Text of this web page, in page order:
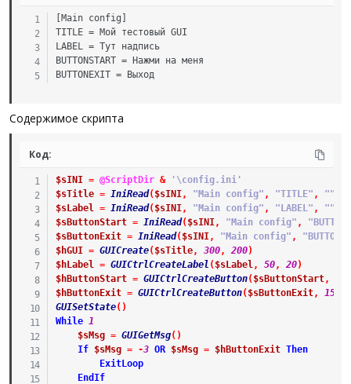
[Main config]
TITLE = Мой тестовый GUI
LABEL = Тут надпись
BUTTONSTART = Нажми на меня
BUTTONEXIT = Выход
Содержимое скрипта
Код:
$sINI = @ScriptDir &
'\config.ini'
$sTitle = IniRead( $sINI, "Main config" , "TITLE" , ""
$sLabel = IniRead( $sINI, "Main config" , "LABEL" , ""
$sButtonStart = IniRead( $sINI, "Main config" ,
$sButtonExit = IniRead( $sINI, "Main config" ,
$hGUI = GUICreate( $sTitle, 300, 200)
$hLabel = GUICtrlCreateLabel ( $sLabel, 50, 20)
$hButtonStart = GUICtrlCreateButton( $sButtonStart,
$hButtonExit = GUICtrlCreateButton( $sButtonExit, 150
GUISetState( )
While 1
$sMsg = GUIGetMsg( )
If
$sMsg = -3 OR $sMsg = $hButtonExit Then
ExitLoop
EndIf